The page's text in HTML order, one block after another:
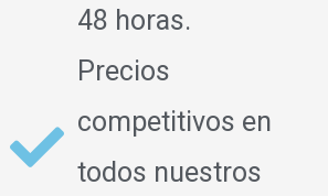
48 horas.
Precios
competitivos en
todos nuestros